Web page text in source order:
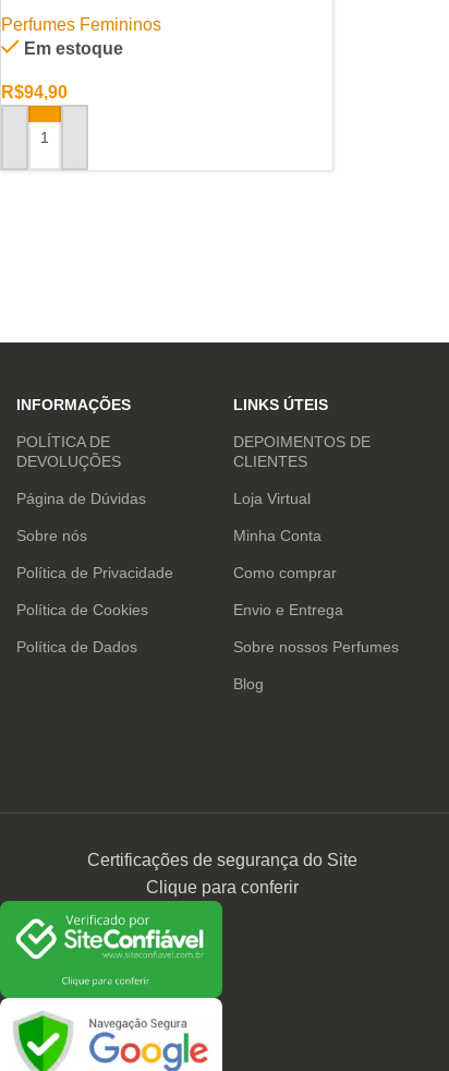
Perfumes Femininos
Em estoque
R$94,90
ADICIONAR AO CARRINHO
INFORMAÇÕES
POLÍTICA DE
DEVOLUÇÕES
Página de Dúvidas
Sobre nós
Política de Privacidade
Política de Cookies
Política de Dados
LINKS ÚTEIS
DEPOIMENTOS DE
CLIENTES
Loja Virtual
Minha Conta
Como comprar
Envio e Entrega
Sobre nossos Perfumes
Blog
Certificações de segurança do Site
Clique para conferir